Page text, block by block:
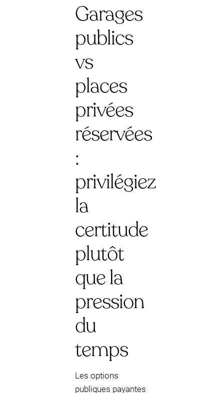
Garages
publics
vs
places
privées
réservées
:
privilégiez
la
certitude
plutôt
que la
pression
du
temps
Les options
publiques payantes